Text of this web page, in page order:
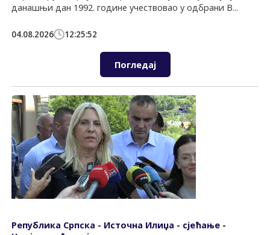
данашњи дан 1992. године учествовао у одбрани В...
04.08.2026 12:25:52
Погледај
Република Српска - Источна Илиџа - сјећање -